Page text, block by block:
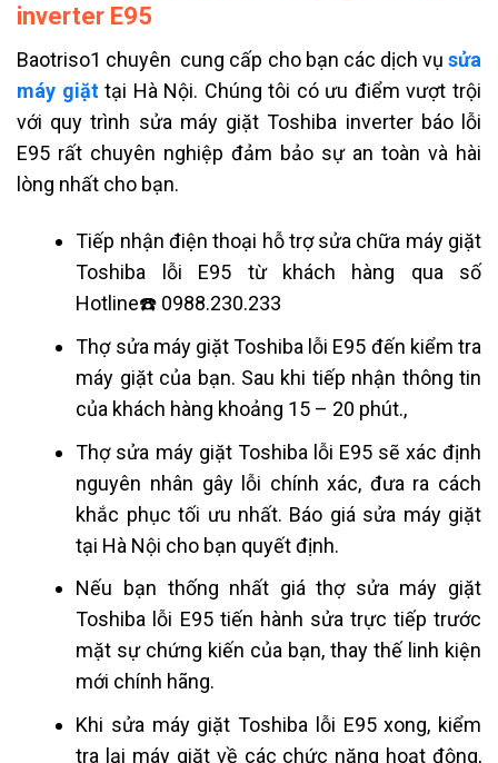
inverter E95
Baotriso1 chuyên cung cấp cho bạn các dịch vụ sửa
máy giặttại Hà Nội. Chúng tôi có ưu điểm vượt trội
với quy trình sửa máy giặt Toshiba inverter báo lỗi
E95 rất chuyên nghiệp đảm bảo sự an toàn và hài
lòng nhất cho bạn.
Tiếp nhận điện thoại hỗ trợ sửa chữa máy giặt
Toshiba lỗi E95 từ khách hàng qua số
Hotline☎️ 0988.230.233
Thợ sửa máy giặt Toshiba lỗi E95 đến kiểm tra
máy giặt của bạn. Sau khi tiếp nhận thông tin
của khách hàng khoảng 15 – 20 phút.,
Thợ sửa máy giặt Toshiba lỗi E95 sẽ xác định
nguyên nhân gây lỗi chính xác, đưa ra cách
khắc phục tối ưu nhất. Báo giá sửa máy giặt
tại Hà Nội cho bạn quyết định.
Nếu bạn thống nhất giá thợ sửa máy giặt
Toshiba lỗi E95 tiến hành sửa trực tiếp trước
mặt sự chứng kiến của bạn, thay thế linh kiện
mới chính hãng.
Khi sửa máy giặt Toshiba lỗi E95 xong, kiểm
tra lại máy giặt về các chức năng hoạt động,